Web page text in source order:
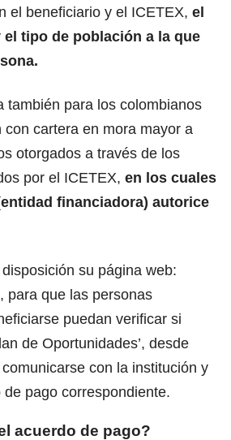
el beneficiario y el ICETEX, el
el tipo de población a la que
también para los colombianos
cartera en mora mayor a
otorgados a través de los
por el ICETEX, en los cuales
financiadora) autorice
su página web:
, para que las personas
puedan verificar si
de Oportunidades’, desde
con la institución y
pago correspondiente.
acuerdo de pago?